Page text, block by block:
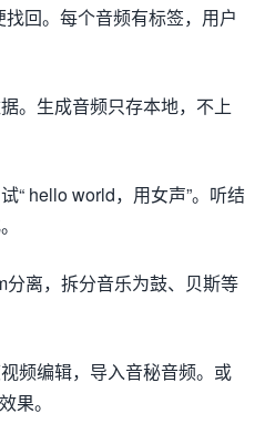
回。每个音频有标签，用户
。生成音频只存本地，不上
“ hello world，用女声”。听结
离，拆分音乐为鼓、贝斯等
频编辑，导入音秘音频。或
果。